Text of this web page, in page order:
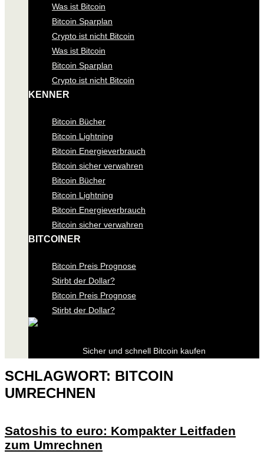
Was ist Bitcoin
Bitcoin Sparplan
Crypto ist nicht Bitcoin
Was ist Bitcoin
Bitcoin Sparplan
Crypto ist nicht Bitcoin
KENNER
Bitcoin Bücher
Bitcoin Lightning
Bitcoin Energieverbrauch
Bitcoin sicher verwahren
Bitcoin Bücher
Bitcoin Lightning
Bitcoin Energieverbrauch
Bitcoin sicher verwahren
BITCOINER
Bitcoin Preis Prognose
Stirbt der Dollar?
Bitcoin Preis Prognose
Stirbt der Dollar?
Sicher und schnell Bitcoin kaufen
SCHLAGWORT: BITCOIN
UMRECHNEN
Satoshis to euro: Kompakter Leitfaden
zum Umrechnen